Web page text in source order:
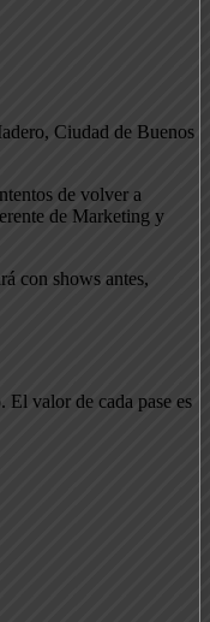
Ciudad de Buenos
de volver a
de Marketing y
con shows antes,
valor de cada pase es